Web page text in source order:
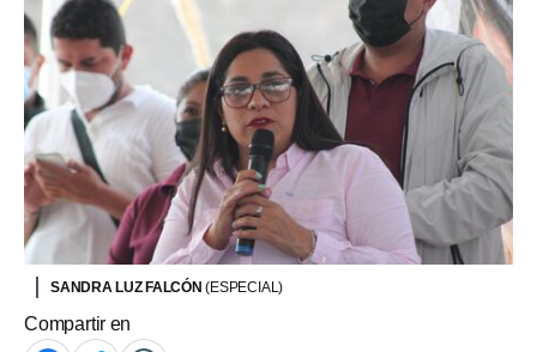
SANDRA LUZ FALCÓN(ESPECIAL)
Compartir en